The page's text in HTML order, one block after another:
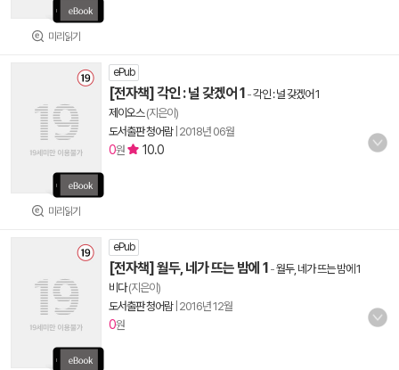
미리읽기
미리읽기
ePub
[전자책] 각인 : 널 갖겠어 1 -각인 : 널 갖겠어 1
제이오스(지은이)
도서출판 청어람| 2018년 06월
0원 10.0
ePub
[전자책] 월두, 네가 뜨는 밤에 1 -월두, 네가 뜨는 밤에 1
비다(지은이)
도서출판 청어람| 2016년 12월
0원